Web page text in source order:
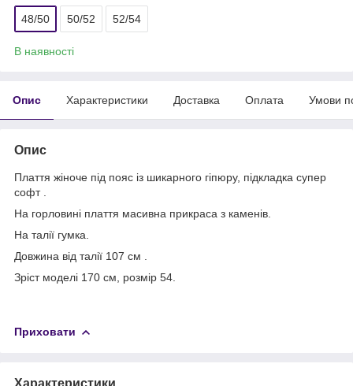
48/50 50/52 52/54
В наявності
Опис Характеристики Доставка Оплата Умови
Опис
Плаття жіноче під пояс із шикарного гіпюру, підкладка супер
софт .
На горловині плаття масивна прикраса з каменів.
На талії гумка.
Довжина від талії 107 см .
Зріст моделі 170 см, розмір 54.
Приховати
Характеристики